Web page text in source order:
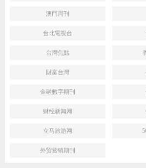
澳門周刊
台北電視台
台灣焦點
財富台灣
金融數字期刊
财经新闻网
立马旅游网
外贸营销期刊